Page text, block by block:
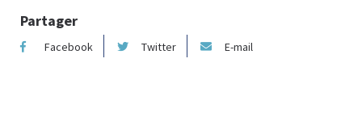
Partager
Facebook Twitter E-mail